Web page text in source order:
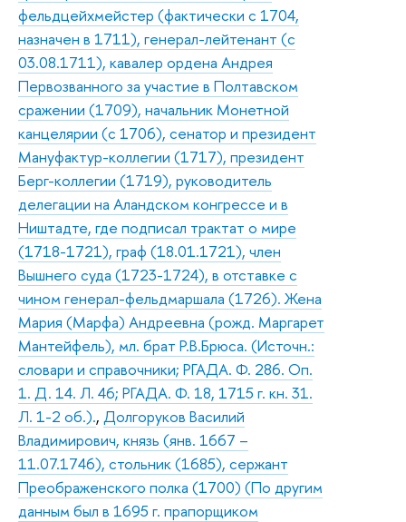
фельдцейхмейстер (фактически с 1704,
назначен в 1711), генерал-лейтенант (с
03.08.1711), кавалер ордена Андрея
Первозванного за участие в Полтавском
сражении (1709), начальник Монетной
канцелярии (с 1706), сенатор и президент
Мануфактур-коллегии (1717), президент
Берг-коллегии (1719), руководитель
делегации на Аландском конгрессе и в
Ништадте, где подписал трактат о мире
(1718-1721), граф (18.01.1721), член
Вышнего суда (1723-1724), в отставке с
чином генерал-фельдмаршала (1726). Жена
Мария (Марфа) Андреевна (рожд. Маргарет
Мантейфель), мл. брат Р.В.Брюса. (Источн.:
словари и справочники; РГАДА. Ф. 286. Оп.
1. Д. 14. Л. 46; РГАДА. Ф. 18, 1715 г. кн. 31.
Л. 1-2 об.)., Долгоруков Василий
Владимирович, князь (янв. 1667 –
11.07.1746), стольник (1685), сержант
Преображенского полка (1700) (По другим
данным был в 1695 г. прапорщиком